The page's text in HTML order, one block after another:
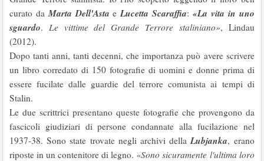
curato daMarta Dell'Asta eLucetta Scaraffia:«La vita in uno
sguardo. Le vittime del Grande Terrore staliniano», Lindau
(2012).
Dopo tanti anni, tanti decenni, che importanza può avere scrivere
un libro corredato di 150 fotografie di uomini e donne prima di
essere fucilate dalle guardie del terrore comunista ai tempi di
Stalin.
Le due scrittrici presentano queste fotografie che provengono da
fascicoli giudiziari di persone condannate alla fucilazione nel
1937-38. Sono state trovate negli archivi dellaLubjanka, erano
riposte in un contenitore di legno. «Sono sicuramente l'ultima loro